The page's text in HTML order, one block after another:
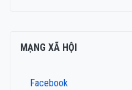
MẠNG XÃ HỘI
Facebook